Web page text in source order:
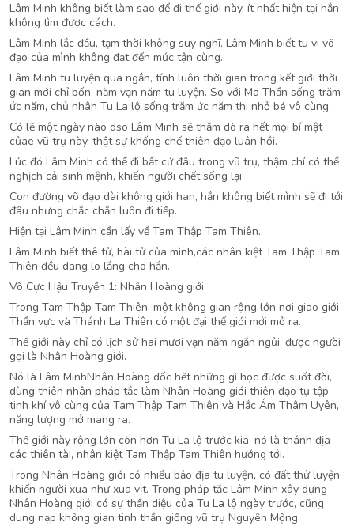
Lâm Minh không biết làm sao để đi thế giới này, ít nhất hiện tại hắn
không tìm được cách.
Lâm Minh lắc đầu, tạm thời không suy nghĩ. Lâm Minh biết tu vi võ
đạo của mình không đạt đến mức tận cùng..
Lâm Minh tu luyện qua ngắn, tính luôn thời gian trong kết giới thời
gian mới chỉ bốn, năm vạn năm tu luyện. So với Ma Thần sống trăm
ức năm, chủ nhân Tu La lộ sống trăm ức năm thi nhỏ bé vô cùng.
Có lẽ một ngày nào dso Lâm Minh sẽ thăm dò ra hết mọi bí mật
củae vũ trụ này, thật sự khống chế thiên đạo luân hồi.
Lúc đó Lâm Minh có thể đi bất cứ đâu trong vũ trụ, thậm chí có thể
nghịch cải sinh mệnh, khiến người chết sống lại.
Con đường võ đạo dài không giới han, hắn không biết mình sẽ đi tới
đâu nhưng chắc chắn luôn đi tiếp.
Hiện tại Lâm Minh cần lấy về Tam Thập Tam Thiên.
Lâm Minh biết thê tử, hài tử của mình,các nhân kiệt Tam Thập Tam
Thiên đều dang lo lắng cho hắn.
Võ Cực Hậu Truyền 1: Nhân Hoàng giới
Trong Tam Thập Tam Thiên, một không gian rộng lớn nơi giao giới
Thần vực và Thánh La Thiên có một đại thế giới mới mở ra.
Thế giới này chỉ có lịch sử hai mươi vạn năm ngắn ngủi, được người
gọi là Nhân Hoàng giới.
Nó là Lâm MinhNhân Hoàng dốc hết những gì học được suốt đời,
dùng thiên nhân pháp tắc làm Nhân Hoàng giới thiên đạo tụ tập
tinh khí vô cùng của Tam Thập Tam Thiên và Hắc Ám Thâm Uyên,
năng lượng mở mang ra.
Thế giới này rộng lớn còn hơn Tu La lộ trước kia, nó là thánh địa
các thiên tài, nhân kiệt Tam Thập Tam Thiên hướng tới.
Trong Nhân Hoàng giới có nhiều bảo địa tu luyện, có đất thử luyện
khiến người xua như xua vịt. Trong pháp tắc Lâm Minh xây dựng
Nhân Hoàng giới có sự thần diệu của Tu La lộ ngày trước, cũng
dung nạp không gian tinh thần giống vũ trụ Nguyên Mộng.